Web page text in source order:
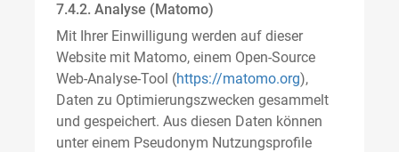
7.4.2. Analyse (Matomo)
Mit Ihrer Einwilligung werden auf dieser
Website mit Matomo, einem Open-Source
Web-Analyse-Tool (https://matomo.org),
Daten zu Optimierungszwecken gesammelt
und gespeichert. Aus diesen Daten können
unter einem Pseudonym Nutzungsprofile